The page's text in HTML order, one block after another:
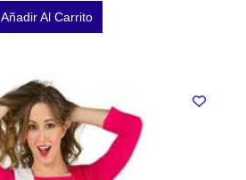
Añadir Al Carrito